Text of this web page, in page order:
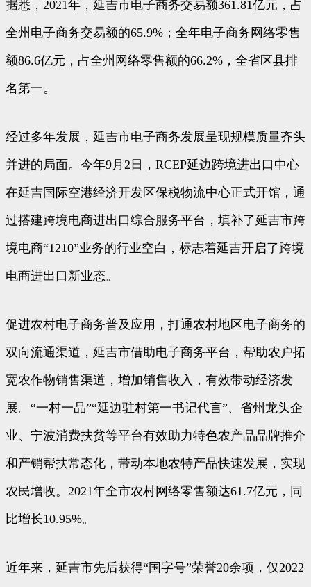
据悉，2021年，延吉市电子商务交易额361.81亿元，占
全州电子商务交易额的65.9%；全年电子商务网络零售
额86.6亿元，占全州网络零售额的66.2%，全省区县排
名第一。
经过多年发展，延吉市电子商务发展呈现规模质量齐头
并进的局面。今年9月2日，RCEP延边跨境进出口中心
在延吉国际空港经济开发区保税物流中心正式开馆，通
过搭建跨境电商进出口综合服务平台，填补了延吉市跨
境电商“1210”业务的行业空白，标志着延吉开启了跨境
电商进出口新业态。
促进农村电子商务普及应用，打通农村地区电子商务的
双向流通渠道，延吉市借助电子商务平台，帮助农户拓
宽农作物销售渠道，增加销售收入，有效带动经济发
展。“一村一品”“延边驻村第一书记代言”、省州龙头企
业、宁波消费扶贫等平台有效助力特色农产品品牌推介
和产销帮扶常态化，带动本地农特产品快速发展，实现
农民增收。2021年全市农村网络零售额达61.7亿元，同
比增长10.95%。
近年来，延吉市先后获得“国字号”荣誉20余项，仅2022